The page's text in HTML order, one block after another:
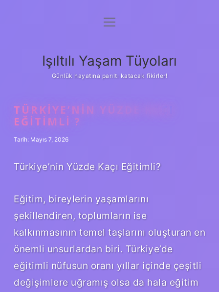
Anasayfa
Yasal Uyarı
menüyü
Işıltılı Yaşam Tüyoları
Günlük hayatına parıltı katacak fikirler!
TÜRKIYE’NIN YÜZDE KAÇI
EĞITIMLI ?
Tarih: Mayıs 7, 2026
Türkiye’nin Yüzde Kaçı Eğitimli?
Eğitim, bireylerin yaşamlarını
şekillendiren, toplumların ise
kalkınmasının temel taşlarını oluşturan en
önemli unsurlardan biri. Türkiye’de
eğitimli nüfusun oranı yıllar içinde çeşitli
değişimlere uğramış olsa da hala eğitim